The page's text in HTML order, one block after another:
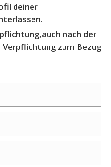
deiner
nach der
Verpflichtung zum Bezug